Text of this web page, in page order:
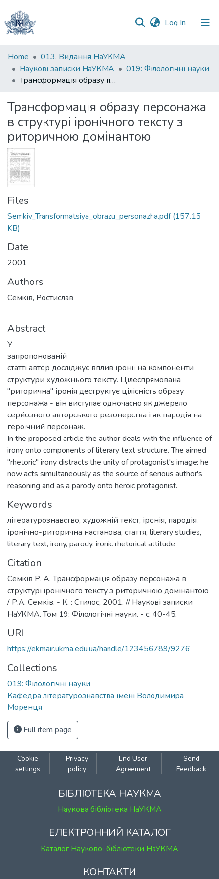
Log In (current)
Communities
&
Collections
Statistics
Home
013. Видання НаУКМА
Наукові записки НаУКМА
019: Філологічні науки
Трансформація образу персонажа в структурі іронічного тексту з риторичною домінантою
Трансформація образу персонажа
в структурі іронічного тексту з
риторичною домінантою
Files
Semkiv_Transformatsiya_obrazu_personazha.pdf(157.15
KB)
Date
2001
Authors
Семків, Ростислав
Abstract
У
запропонованій
статті автор досліджує вплив іронії на компоненти
структури художнього тексту. Цілеспрямована
"риторична" іронія деструктує цілісність образу
персонажа - він виступає одночасно як джерело
серйозного авторського резонерства і як пародія на
героїчний персонаж.
In the proposed article the author deals with the influence of
irony onto components of literary text structure. The aimed
"rhetoric" irony distracts the unity of protagonist's image; he
now acts simultaneously as the source of serious author's
reasoning and as a parody onto heroic protagonist.
Keywords
літературознавство, художній текст, іронія, пародія,
іронічно-риторична настанова, стаття, literary studies,
literary text, irony, parody, ironic rhetorical attitude
Citation
Семків Р. А. Трансформація образу персонажа в
структурі іронічного тексту з риторичною домінантою
/ Р.А. Семків. - К. : Стилос, 2001. // Наукові записки
НаУКМА. Том 19: Філологічні науки. - с. 40-45.
URI
https://ekmair.ukma.edu.ua/handle/123456789/9276
Collections
019: Філологічні науки
Кафедра літературознавства імені Володимира
Моренця
Full item page
Cookie
settings
Privacy
policy
End User
Agreement
Send
Feedback
БІБЛІОТЕКА НАУКМА
Наукова бібліотека НаУКМА
ЕЛЕКТРОННИЙ КАТАЛОГ
Каталог Наукової бібліотеки НаУКМА
КОНТАКТИ